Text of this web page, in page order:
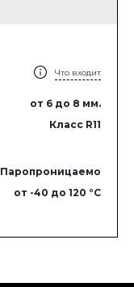
Что входит
от 6 до 8 мм.
Класс R11
Паропроницаемо
от -40 до 120 °C